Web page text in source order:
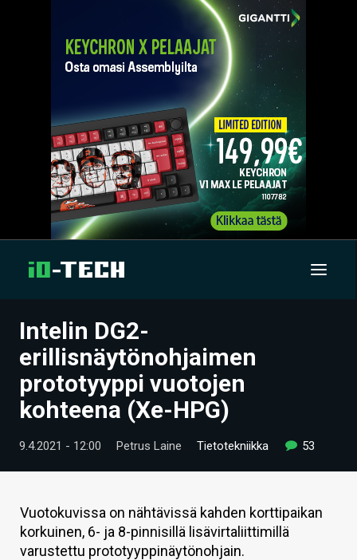
UUTISET
ARTIKKELIT
VIDEOT
TECHBBS
HINTA.FI
KAUPPA
Intelin DG2-
erillisnäytönohjaimen
prototyyppi vuotojen
kohteena (Xe-HPG)
9.4.2021 - 12:00 Petrus Laine Tietotekniikka 53
Vuotokuvissa on nähtävissä kahden korttipaikan
korkuinen, 6- ja 8-pinnisillä lisävirtaliittimillä
varustettu prototyyppinäytönohjain.